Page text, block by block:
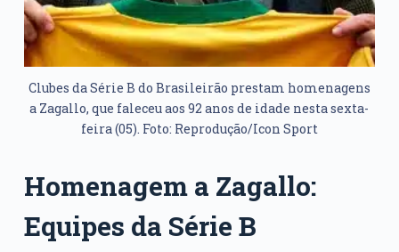
Clubes da Série B do Brasileirão prestam homenagens
a Zagallo, que faleceu aos 92 anos de idade nesta sexta-
feira (05). Foto: Reprodução/Icon Sport
Homenagem a Zagallo:
Equipes da Série B